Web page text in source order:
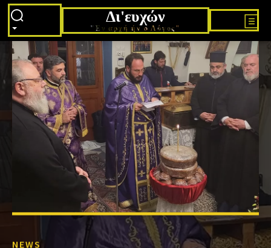
Δι'ευχών
"Εν αρχή ήν ο Λόγος"
NEWS